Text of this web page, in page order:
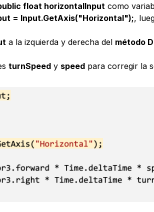
float horizontalInput como
= Input.GetAxis("Horizontal");,
a la izquierda y derecha del método
turnSpeedy speedpara corregir la